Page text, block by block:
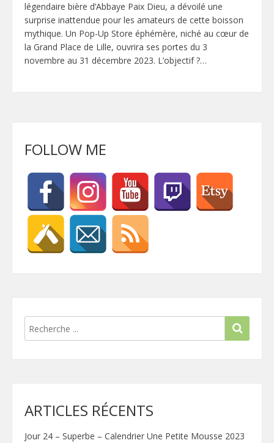
légendaire bière d’Abbaye Paix Dieu, a dévoilé une
surprise inattendue pour les amateurs de cette boisson
mythique. Un Pop-Up Store éphémère, niché au cœur de
la Grand Place de Lille, ouvrira ses portes du 3
novembre au 31 décembre 2023. L’objectif ?…
FOLLOW ME
ARTICLES RÉCENTS
Jour 24 – Superbe – Calendrier Une Petite Mousse 2023